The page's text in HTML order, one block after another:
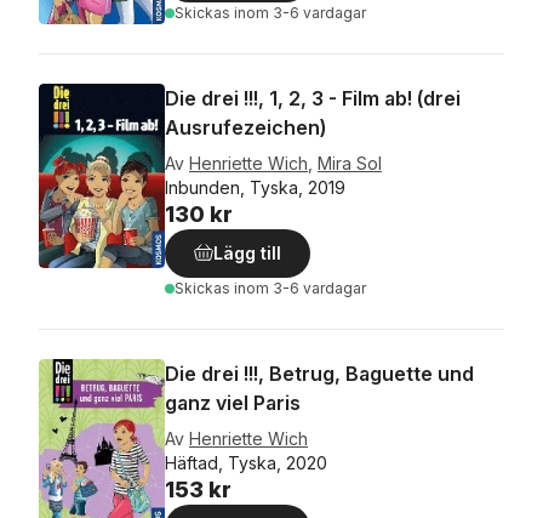
Skickas inom 3-6 vardagar
Die drei !!!, 1, 2, 3 - Film ab! (drei
Ausrufezeichen)
Av Henriette Wich Mira Sol
Inbunden, Tyska, 2019
130 kr
Lägg till
Skickas inom 3-6 vardagar
Die drei !!!, Betrug, Baguette und
ganz viel Paris
Av Henriette Wich
Häftad, Tyska, 2020
153 kr